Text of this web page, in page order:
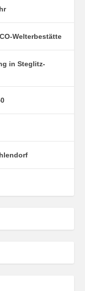
Welterbestätte
in Steglitz-